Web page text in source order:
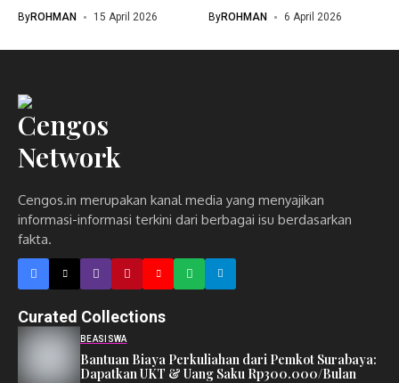
ByROHMAN 15 April 2026 ByROHMAN 6 April 2026
Cengos.in merupakan kanal media yang menyajikan
informasi-informasi terkini dari berbagai isu berdasarkan
fakta.
Curated Collections
BEASISWA
Bantuan Biaya Perkuliahan dari Pemkot Surabaya:
Dapatkan UKT & Uang Saku Rp300.000/Bulan